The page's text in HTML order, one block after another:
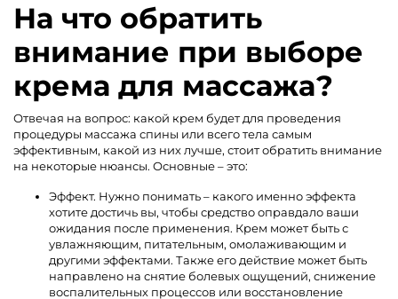
На что обратить
внимание при выборе
крема для массажа?
Отвечая на вопрос: какой крем будет для проведения
процедуры массажа спины или всего тела самым
эффективным, какой из них лучше, стоит обратить внимание
на некоторые нюансы. Основные – это:
Эффект. Нужно понимать – какого именно эффекта
хотите достичь вы, чтобы средство оправдало ваши
ожидания после применения. Крем может быть с
увлажняющим, питательным, омолаживающим и
другими эффектами. Также его действие может быть
направлено на снятие болевых ощущений, снижение
воспалительных процессов или восстановление